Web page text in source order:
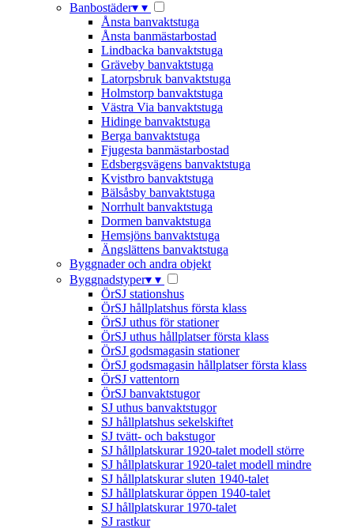
Banbostäder▾ ▾
Ånsta banvaktstuga
Ånsta banmästarbostad
Lindbacka banvaktstuga
Gräveby banvaktstuga
Latorpsbruk banvaktstuga
Holmstorp banvaktstuga
Västra Via banvaktstuga
Hidinge banvaktstuga
Berga banvaktstuga
Fjugesta banmästarbostad
Edsbergsvägens banvaktstuga
Kvistbro banvaktstuga
Bälsåsby banvaktstuga
Norrhult banvaktstuga
Dormen banvaktstuga
Hemsjöns banvaktstuga
Ängslättens banvaktstuga
Byggnader och andra objekt
Byggnadstyper▾ ▾
ÖrSJ stationshus
ÖrSJ hållplatshus första klass
ÖrSJ uthus för stationer
ÖrSJ uthus hållplatser första klass
ÖrSJ godsmagasin stationer
ÖrSJ godsmagasin hållplatser första klass
ÖrSJ vattentorn
ÖrSJ banvaktstugor
SJ uthus banvaktstugor
SJ hållplatshus sekelskiftet
SJ tvätt- och bakstugor
SJ hållplatskurar 1920-talet modell större
SJ hållplatskurar 1920-talet modell mindre
SJ hållplatskurar sluten 1940-talet
SJ hållplatskurar öppen 1940-talet
SJ hållplatskurar 1970-talet
SJ rastkur